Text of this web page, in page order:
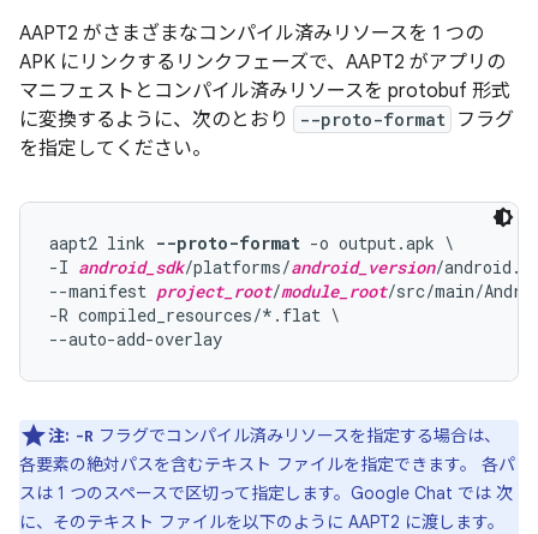
AAPT2 がさまざまなコンパイル済みリソースを 1 つの
APK にリンクするリンクフェーズで、AAPT2 がアプリの
マニフェストとコンパイル済みリソースを protobuf 形式
に変換するように、次のとおり
--proto-format フラグ
を指定してください。
aapt2 link --proto-format -o output.apk \
-I android_sdk/platforms/android_version/
--manifest project_root/module_root/src/main/
-R compiled_resources/*.flat \
注: -R フラグでコンパイル済みリソースを指定する場合は、
各要素の絶対パスを含むテキスト ファイルを指定できます。 各パ
スは 1 つのスペースで区切って指定します。Google Chat では 次
に、そのテキスト ファイルを以下のように AAPT2 に渡します。